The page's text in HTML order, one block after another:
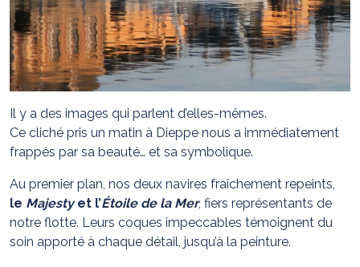
Il y a des images qui parlent d’elles-mêmes.
Ce cliché pris un matin à Dieppe nous a immédiatement
frappés par sa beauté… et sa symbolique.
Au premier plan, nos deux navires fraîchement repeints,
le Majestyet l’Étoile de la Mer, fiers représentants de
notre flotte. Leurs coques impeccables témoignent du
soin apporté à chaque détail, jusqu’à la peinture.